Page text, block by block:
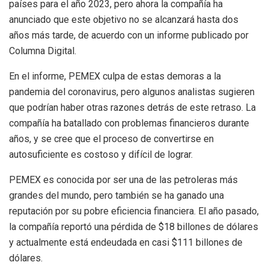
países para el año 2023, pero ahora la compañía ha
anunciado que este objetivo no se alcanzará hasta dos
años más tarde, de acuerdo con un informe publicado por
Columna Digital.
En el informe, PEMEX culpa de estas demoras a la
pandemia del coronavirus, pero algunos analistas sugieren
que podrían haber otras razones detrás de este retraso. La
compañía ha batallado con problemas financieros durante
años, y se cree que el proceso de convertirse en
autosuficiente es costoso y difícil de lograr.
PEMEX es conocida por ser una de las petroleras más
grandes del mundo, pero también se ha ganado una
reputación por su pobre eficiencia financiera. El año pasado,
la compañía reportó una pérdida de $18 billones de dólares
y actualmente está endeudada en casi $111 billones de
dólares.